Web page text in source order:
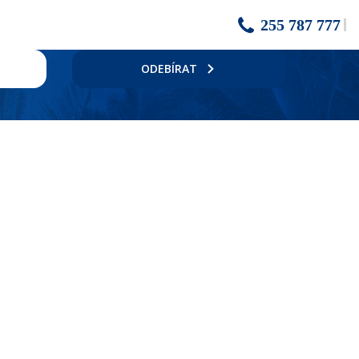
255 787 777
obchodů, taveren a restaurací.
ODEBÍRAT